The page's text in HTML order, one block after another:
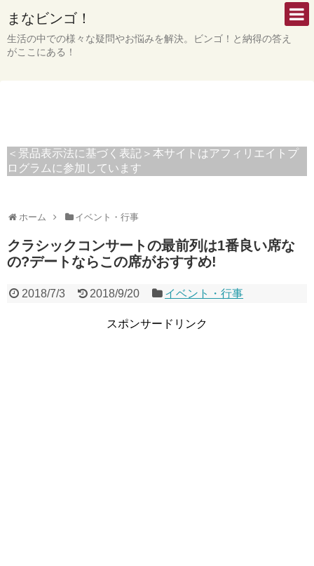
まなビンゴ！
生活の中での様々な疑問やお悩みを解決。ビンゴ！と納得の答え
がここにある！
＜景品表示法に基づく表記＞本サイトはアフィリエイトプ
ログラムに参加しています
ホーム イベント・行事
クラシックコンサートの最前列は1番良い席な
の?デートならこの席がおすすめ!
2018/7/3 2018/9/20 イベント・行事
スポンサードリンク